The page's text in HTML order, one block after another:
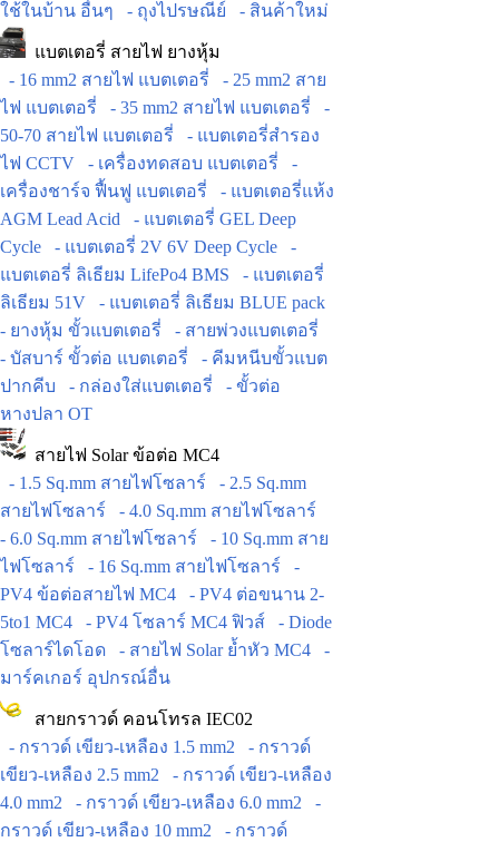
ใช้ในบ้าน อื่นๆ
- ถุงไปรษณีย์ - สินค้าใหม่
แบตเตอรี่ สายไฟ ยางหุ้ม
- 16 mm2 สายไฟ แบตเตอรี่
- 25 mm2 สาย
ไฟ แบตเตอรี่
- 35 mm2 สายไฟ แบตเตอรี่
-
50-70 สายไฟ แบตเตอรี่
- แบตเตอรี่สำรอง
ไฟ CCTV
- เครื่องทดสอบ แบตเตอรี่
-
เครื่องชาร์จ ฟื้นฟู แบตเตอรี่
- แบตเตอรี่แห้ง
AGM Lead Acid
- แบตเตอรี่ GEL Deep
Cycle
- แบตเตอรี่ 2V 6V Deep Cycle
-
แบตเตอรี่ ลิเธียม LifePo4 BMS
- แบตเตอรี่
ลิเธียม 51V
- แบตเตอรี่ ลิเธียม BLUE pack
- ยางหุ้ม ขั้วแบตเตอรี่
- สายพ่วงแบตเตอรี่
- บัสบาร์ ขั้วต่อ แบตเตอรี่
- คีมหนีบขั้วแบต
ปากคีบ
- กล่องใส่แบตเตอรี่
- ขั้วต่อ
หางปลา OT
สายไฟ Solar ข้อต่อ MC4
- 1.5 Sq.mm สายไฟโซลาร์
- 2.5 Sq.mm
สายไฟโซลาร์
- 4.0 Sq.mm สายไฟโซลาร์
- 6.0 Sq.mm สายไฟโซลาร์
- 10 Sq.mm สาย
ไฟโซลาร์
- 16 Sq.mm สายไฟโซลาร์
-
PV4 ข้อต่อสายไฟ MC4
- PV4 ต่อขนาน 2-
5to1 MC4
- PV4 โซลาร์ MC4 ฟิวส์
- Diode
โซลาร์ไดโอด
- สายไฟ Solar ย้ำหัว MC4
-
มาร์คเกอร์ อุปกรณ์อื่น
สายกราวด์ คอนโทรล IEC02
- กราวด์ เขียว-เหลือง 1.5 mm2
- กราวด์
เขียว-เหลือง 2.5 mm2
- กราวด์ เขียว-เหลือง
4.0 mm2
- กราวด์ เขียว-เหลือง 6.0 mm2
-
กราวด์ เขียว-เหลือง 10 mm2
- กราวด์